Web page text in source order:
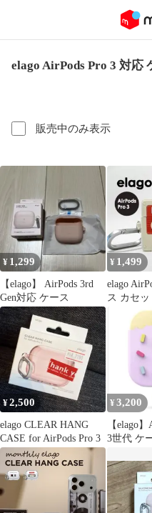
elago AirPods Pro 3 対応
販売中のみ表示
¥ 1,299
【elago】 AirPods 3rd
Gen対応 ケース
¥ 1,499
elago
ス カセ
ホンケー
¥2,500
elago CLEAR HANG
CASE for AirPods Pro 3
¥ 3,200
【elago
3世代 ケ